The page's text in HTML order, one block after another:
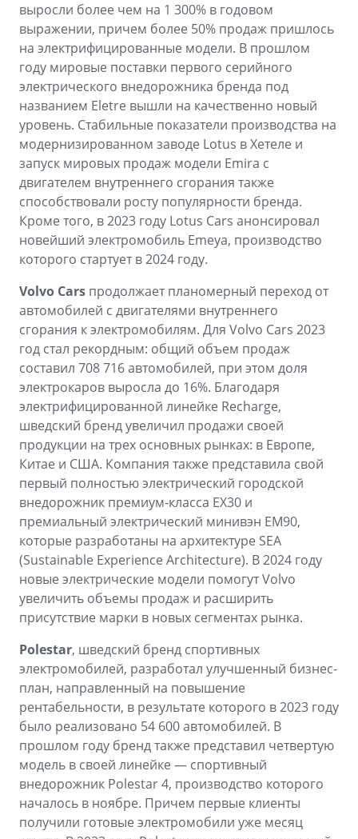
выросли более чем на 1 300% в годовом
выражении, причем более 50% продаж пришлось
на электрифицированные модели. В прошлом
году мировые поставки первого серийного
электрического внедорожника бренда под
названием Eletre вышли на качественно новый
уровень. Стабильные показатели производства на
модернизированном заводе Lotus в Хетеле и
запуск мировых продаж модели Emira с
двигателем внутреннего сгорания также
способствовали росту популярности бренда.
Кроме того, в 2023 году Lotus Cars анонсировал
новейший электромобиль Emeya, производство
которого стартует в 2024 году.
Volvo Cars продолжает планомерный переход от
автомобилей с двигателями внутреннего
сгорания к электромобилям. Для Volvo Cars 2023
год стал рекордным: общий объем продаж
составил 708 716 автомобилей, при этом доля
электрокаров выросла до 16%. Благодаря
электрифицированной линейке Recharge,
шведский бренд увеличил продажи своей
продукции на трех основных рынках: в Европе,
Китае и США. Компания также представила свой
первый полностью электрический городской
внедорожник премиум-класса EX30 и
премиальный электрический минивэн EM90,
которые разработаны на архитектуре SEA
(Sustainable Experience Architecture). В 2024 году
новые электрические модели помогут Volvo
увеличить объемы продаж и расширить
присутствие марки в новых сегментах рынка.
Polestar, шведский бренд спортивных
электромобилей, разработал улучшенный бизнес-
план, направленный на повышение
рентабельности, в результате которого в 2023 году
было реализовано 54 600 автомобилей. В
прошлом году бренд также представил четвертую
модель в своей линейке — спортивный
внедорожник Polestar 4, производство которого
началось в ноябре. Причем первые клиенты
получили готовые электромобили уже месяц